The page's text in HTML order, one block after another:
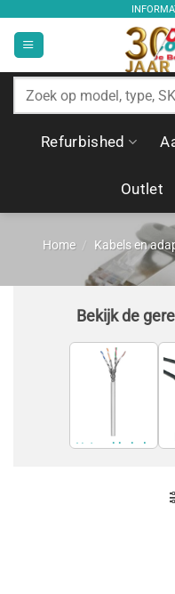
inhoud
Zoek
producten
Refurbished
Outlet
Home / Kabels en
Bekijk de
Netwerkkabels